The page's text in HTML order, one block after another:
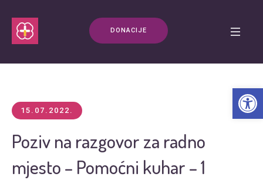
DONACIJE
15.07.2022.
Poziv na razgovor za radno
mjesto – Pomoćni kuhar – 1